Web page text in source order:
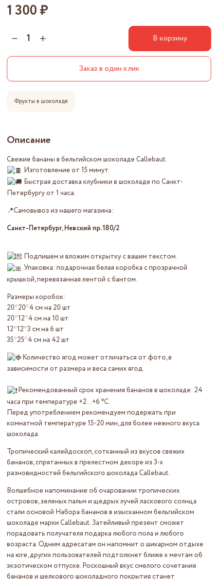
1 300 ₽
В корзину
Заказ в один клик
Фрукты в шоколаде
Описание
Свежие бананы в бельгийском шоколаде Callebaut.
Изготовление от 15 минут.
Быстрая доставка клубники в шоколаде по Санкт-
Петербургу от 1 часа.
📍Самовывоз из нашего магазина:
Санкт-Петербург, Невский пр. 180/2
Подпишем и вложим открытку с вашим текстом.
Упаковка: подарочная белая коробка с прозрачной
крышкой, перевязанная лентой с бантом.
Размеры коробок:
20*20*4 см на 20 шт
20*12*4 см на 10 шт
12*12*3 см на 6 шт
35*25*4 см на 42 шт
Количество ягод может отличаться от фото, в
зависимости от размера и веса самих ягод.
Рекомендованный срок хранения бананов в шоколаде: 24
часа при температуре +2…+6 °C.
Перед употреблением рекомендуем подержать при
комнатной температуре 15-20 мин, для более нежного вкуса
шоколада.
Тропический калейдоскоп, сотканный из вкусов свежих
бананов, спрятанных в прелестном декоре из 3-х
разновидностей бельгийского шоколада Callebaut.
Волшебное напоминание об очаровании тропических
островов, зеленых пальм и щедрых лучей ласкового солнца
стали основой Набора бананов в изысканном бельгийском
шоколаде марки Callebaut. Затейливый презент сможет
порадовать получателя подарка любого пола и любого
возраста. Одним адресатам он напомнит о шикарном отдыхе
на юге, других пользователей подтолкнет ближе к мечтам об
экзотическом отпуске. Роскошный вкус смелого сочетания
бананов и шелкового шоколадного покрытия станет